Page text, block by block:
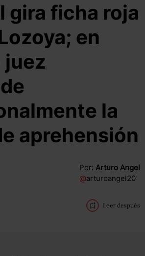
gira ficha roja
en
juez
la
aprehensión
Por: Arturo Angel
@arturoangel20
Leer después